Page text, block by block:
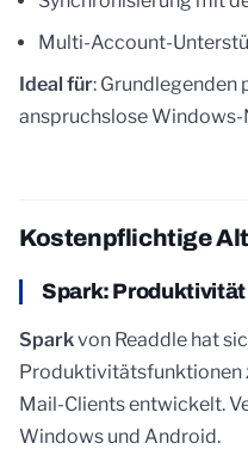
Multi-Account-
Ideal für: Grundlegenden
anspruchslose Windows-
Kostenpflichtige
Spark: Produktivität
Sparkvon Readdle hat
Produktivitätsfunktionen
Mail-Clients entwickelt.
Windows und Android.